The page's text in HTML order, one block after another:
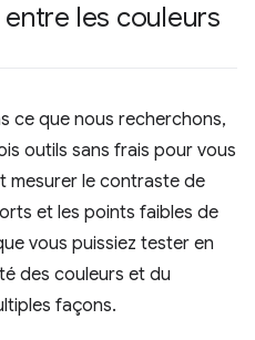
les couleurs
ce que nous recherchons,
outils sans frais pour vous
mesurer le contraste de
et les points faibles de
vous puissiez tester en
des couleurs et du
façons.